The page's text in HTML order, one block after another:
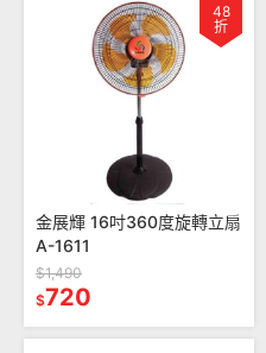
48
折
金展輝 16吋360度旋轉立扇
A-1611
$1,490
$720